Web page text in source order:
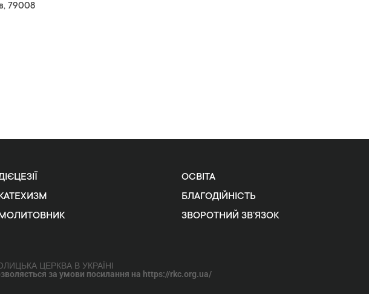
79008
ОСВІТА
БЛАГОДІЙНІСТЬ
ЗВОРОТНИЙ ЗВ’ЯЗОК
ЦЕРКВА В УКРАЇНІ
за умови посилання на https://rkc.org.ua/